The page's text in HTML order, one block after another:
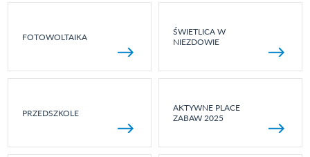
FOTOWOLTAIKA
ŚWIETLICA W
NIEZDOWIE
PRZEDSZKOLE
AKTYWNE PLACE
ZABAW 2025